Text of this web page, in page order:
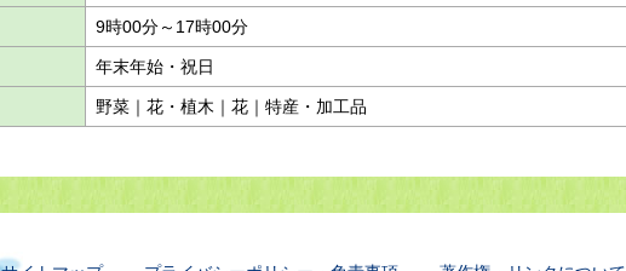
9時00分～17時00分
年末年始・祝日
野菜｜花・植木｜花｜特産・加工品